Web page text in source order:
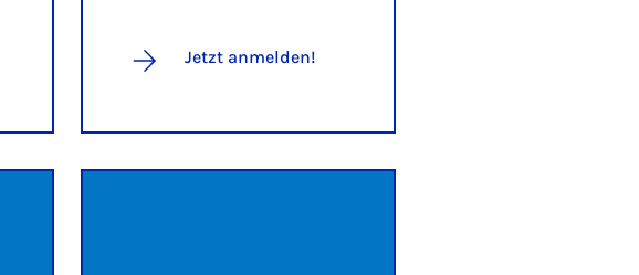
Jetzt anmelden!